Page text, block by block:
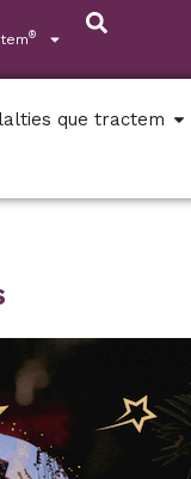
®
que tractem